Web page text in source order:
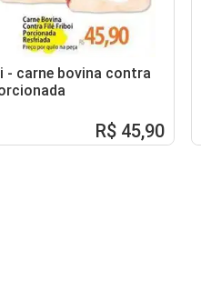
- carne bovina contra
R$ 45,90